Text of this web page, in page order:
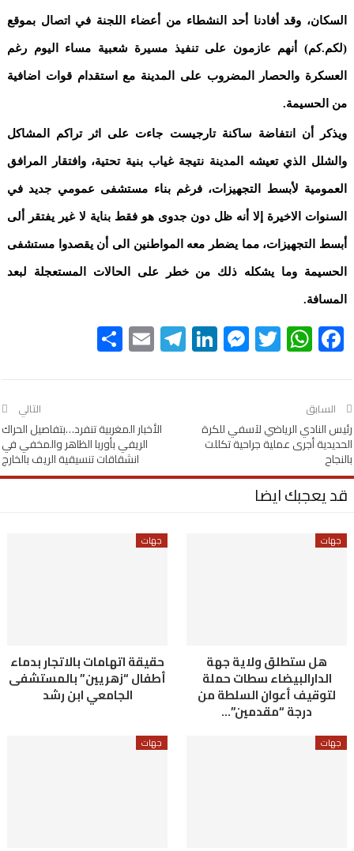
السكان، وقد أفادنا أحد النشطاء من أعضاء اللجنة في اتصال بموقع
(لكم.كم) أنهم عازمون على تنفيذ مسيرة شعبية مساء اليوم رغم
العسكرة والحصار المضروب على المدينة مع استقدام قوات اضافية
من الحسيمة.
ويذكر أن انتفاضة ساكنة تارجيست جاءت على اثر تراكم المشاكل
والشلل الذي تعيشه المدينة نتيجة غياب بنية تحتية، وافتقار المرافق
العمومية لأبسط التجهيزات، فرغم بناء مستشفى عمومي جديد في
السنوات الاخيرة إلا أنه ظل دون جدوى هو فقط بناية لا غير يفتقر ألى
أبسط التجهيزات، مما يضطر معه المواطنين الى أن يقصدوا مستشفى
الحسيمة وما يشكله ذلك من خطر على الحالات المستعجلة لبعد
المسافة.
Facebook
WhatsApp
Twitter
Messenger
LinkedIn
Telegram
Email
السابق
رئيس النادي الرياضي لآسفي للكرة
الحديدية أجرى عملية جراحية تكللت
بالنجاح
التالي
الأخبار المغربية تنفرد…بتفاصيل الحراك
الريفي بأوربا الظاهر والمخفي في
انشقاقات تنسيقية الريف بالخارج
قد يعجبك ايضا
جهات
هل ستطلق ولاية جهة
الدارالبيضاء سطات حملة
لتوقيف أعوان السلطة من
درجة “مقدمين”…
جهات
حقيقة اتهامات بالاتجار بدماء
أطفال “زهريين” بالمستشفى
الجامعي ابن رشد
جهات جهات